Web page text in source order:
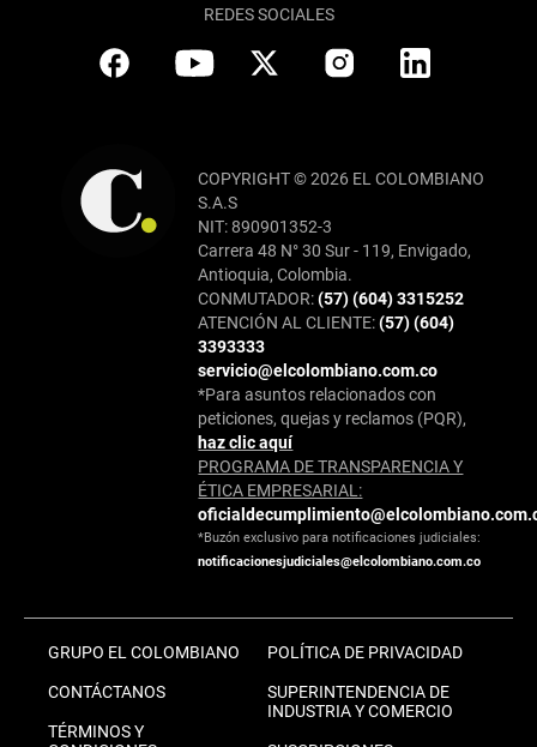
REDES SOCIALES
COPYRIGHT © 2026 EL COLOMBIANO
S.A.S
NIT: 890901352-3
Carrera 48 N° 30 Sur - 119, Envigado,
Antioquia, Colombia.
CONMUTADOR:(57) (604) 3315252
ATENCIÓN AL CLIENTE:(57) (604)
3393333
servicio@elcolombiano.com.co
*Para asuntos relacionados con
peticiones, quejas y reclamos (PQR),
haz clic aquí
PROGRAMA DE TRANSPARENCIA Y
ÉTICA EMPRESARIAL:
*Buzón exclusivo para notificaciones judiciales:
notificacionesjudiciales@elcolombiano.com.co
GRUPO EL COLOMBIANO
CONTÁCTANOS
TÉRMINOS Y
POLÍTICA DE PRIVACIDAD
SUPERINTENDENCIA DE
INDUSTRIA Y COMERCIO